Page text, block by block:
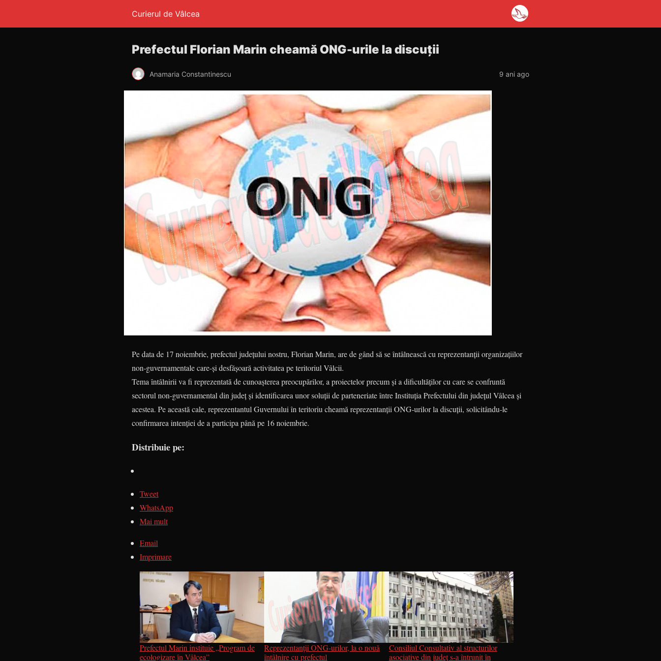
Curierul de Vâlcea
Prefectul Florian Marin cheamă ONG-urile la discuții
Anamaria Constantinescu 9 ani ago
Pe data de 17 noiembrie, prefectul județului nostru, Florian Marin, are de gând să se întâlnească cu reprezentanții organizațiilor
non-guvernamentale care-și desfășoară activitatea pe teritoriul Vâlcii.
Tema întâlnirii va fi reprezentată de cunoașterea preocupărilor, a proiectelor precum și a dificultăților cu care se confruntă
sectorul non-guvernamental din județ și identificarea unor soluții de parteneriate între Instituția Prefectului din județul Vâlcea și
acestea. Pe această cale, reprezentantul Guvernului în teritoriu cheamă reprezentanții ONG-urilor la discuții, solicitându-le
confirmarea intenției de a participa până pe 16 noiembrie.
Distribuie pe:
Tweet
WhatsApp
Mai mult
Email
Imprimare
Prefectul Marin instituie „Program de
ecologizare în Vâlcea”
Reprezentanții ONG-urilor, la o nouă
întâlnire cu prefectul
Consiliul Consultativ al structurilor
asociative din județ s-a întrunit în